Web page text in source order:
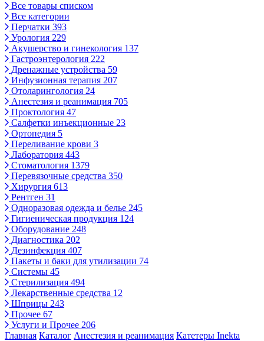
Все товары списком
Все категории
Перчатки 393
Урология 229
Акушерство и гинекология 137
Гастроэнтерология 222
Дренажные устройства 59
Инфузионная терапия 207
Отоларингология 24
Анестезия и реанимация 705
Проктология 47
Салфетки инъекционные 23
Ортопедия 5
Переливание крови 3
Лаборатория 443
Стоматология 1379
Перевязочные средства 350
Хирургия 613
Рентген 31
Одноразовая одежда и белье 245
Гигиеническая продукция 124
Оборудование 248
Диагностика 202
Дезинфекция 407
Пакеты и баки для утилизации 74
Системы 45
Стерилизация 494
Лекарственные средства 12
Шприцы 243
Прочее 67
Услуги и Прочее 206
Главная Каталог Анестезия и реанимация Катетеры Inekta